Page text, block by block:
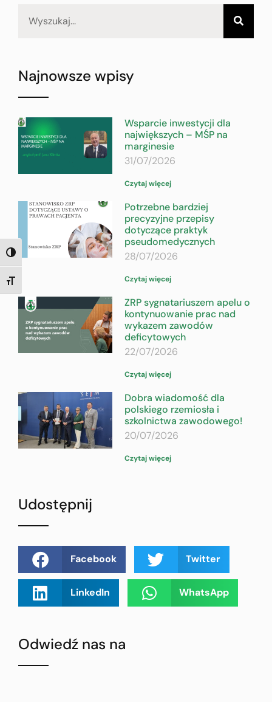
TOGGLE HIGH CONTRAST
TOGGLE FONT SIZE
Najnowsze wpisy
Wsparcie inwestycji dla
największych – MŚP na
marginesie
31/07/2026
Czytaj więcej
Potrzebne bardziej
precyzyjne przepisy
dotyczące praktyk
pseudomedycznych
28/07/2026
Czytaj więcej
ZRP sygnatariuszem apelu o
kontynuowanie prac nad
wykazem zawodów
deficytowych
22/07/2026
Czytaj więcej
Dobra wiadomość dla
polskiego rzemiosła i
szkolnictwa zawodowego!
20/07/2026
Czytaj więcej
Udostępnij
Facebook Twitter
LinkedIn WhatsApp
Odwiedź nas na